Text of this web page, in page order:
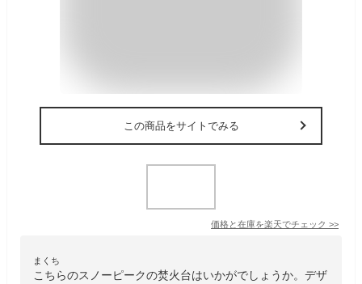
この商品をサイトでみる
価格と在庫を楽天でチェック >>
まくち
こちらのスノーピークの焚火台はいかがでしょうか。デザ